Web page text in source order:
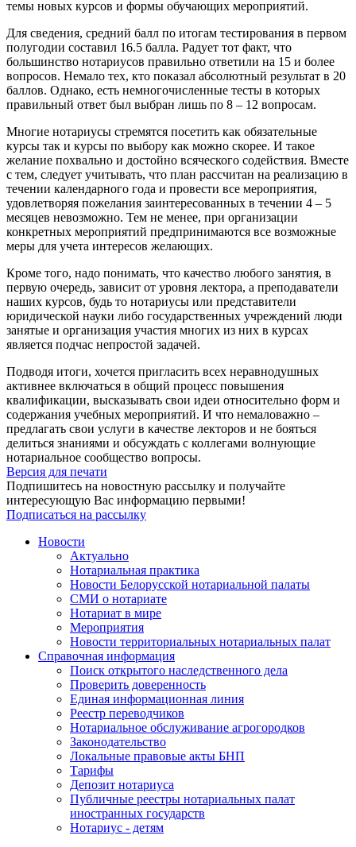
темы новых курсов и формы обучающих мероприятий.
Для сведения, средний балл по итогам тестирования в первом
полугодии составил 16.5 балла. Радует тот факт, что
большинство нотариусов правильно ответили на 15 и более
вопросов. Немало тех, кто показал абсолютный результат в 20
баллов. Однако, есть немногочисленные тесты в которых
правильный ответ был выбран лишь по 8 – 12 вопросам.
Многие нотариусы стремятся посетить как обязательные
курсы так и курсы по выбору как можно скорее. И такое
желание похвально и достойно всяческого содействия. Вместе
с тем, следует учитывать, что план рассчитан на реализацию в
течении календарного года и провести все мероприятия,
удовлетворяя пожелания заинтересованных в течении 4 – 5
месяцев невозможно. Тем не менее, при организации
конкретных мероприятий предпринимаются все возможные
меры для учета интересов желающих.
Кроме того, надо понимать, что качество любого занятия, в
первую очередь, зависит от уровня лектора, а преподаватели
наших курсов, будь то нотариусы или представители
юридической науки либо государственных учреждений люди
занятые и организация участия многих из них в курсах
является подчас непростой задачей.
Подводя итоги, хочется пригласить всех неравнодушных
активнее включаться в общий процесс повышения
квалификации, высказывать свои идеи относительно форм и
содержания учебных мероприятий. И что немаловажно –
предлагать свои услуги в качестве лекторов и не бояться
делиться знаниями и обсуждать с коллегами волнующие
нотариальное сообщество вопросы.
Версия для печати
Подпишитесь на новостную рассылку и получайте
интересующую Вас информацию первыми!
Подписаться на рассылку
Новости
Актуально
Нотариальная практика
Новости Белорусской нотариальной палаты
СМИ о нотариате
Нотариат в мире
Мероприятия
Новости территориальных нотариальных палат
Справочная информация
Поиск открытого наследственного дела
Проверить доверенность
Единая информационная линия
Реестр переводчиков
Нотариальное обслуживание агрогородков
Законодательство
Локальные правовые акты БНП
Тарифы
Депозит нотариуса
Публичные реестры нотариальных палат
иностранных государств
Нотариус - детям